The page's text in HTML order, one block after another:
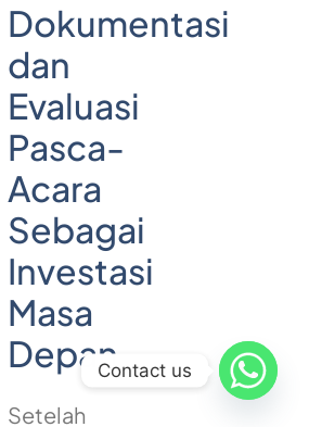
Dokumentasi
dan
Evaluasi
Pasca-
Acara
Sebagai
Investasi
Masa
Depan
Setelah
Contact us